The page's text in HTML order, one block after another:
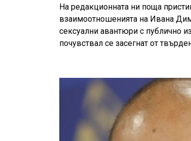
На редакционната ни поща
взаимоотношенията на Ивана
сексуални авантюри с публично
почувствал се засегнат от